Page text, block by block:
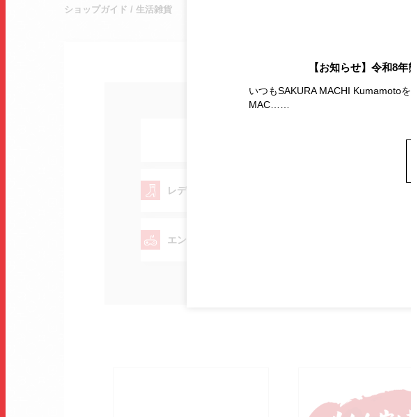
ショップガイド / 生活雑貨
レディース
エンターテイメント
【お知らせ】令和8
いつもSAKURA MACHI Kumamoto
MAC……